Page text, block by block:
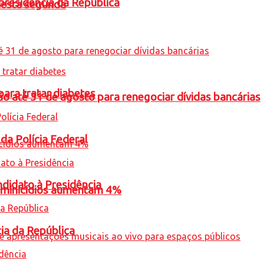
segunda
até 31 de agosto para renegociar dívidas bancárias
aumentam 4%
tratar diabetes
Polícia Federal
à Presidência
da República